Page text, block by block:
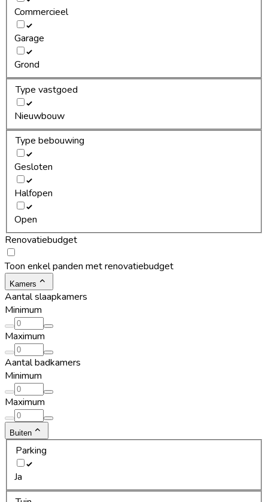
Commercieel
Garage
Grond
Type vastgoed
Nieuwbouw
Type bebouwing
Gesloten
Halfopen
Open
Renovatiebudget
Toon enkel panden met renovatiebudget
Kamers
Aantal slaapkamers
Minimum
Maximum
Aantal badkamers
Minimum
Maximum
Buiten
Parking
Ja